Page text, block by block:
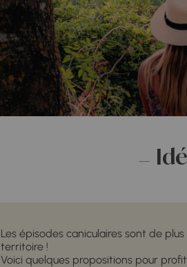
Les épisodes caniculaires sont de
territoire !
Voici quelques propositions pour